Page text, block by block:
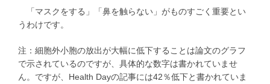
「マスクをする」「鼻を触らない」がものすごく重要とい
うわけです。
注：細胞外小胞の放出が大幅に低下することは論文のグラフ
で示されているのですが、具体的な数字は書かれていませ
ん。ですが、Health Dayの記事には42％低下と書かれていま